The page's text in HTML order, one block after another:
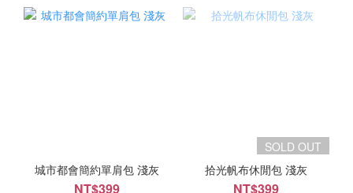
城市都會簡約單肩包 淺灰
NT$399
SOLD OUT
拾光帆布休閒包 淺灰
NT$399